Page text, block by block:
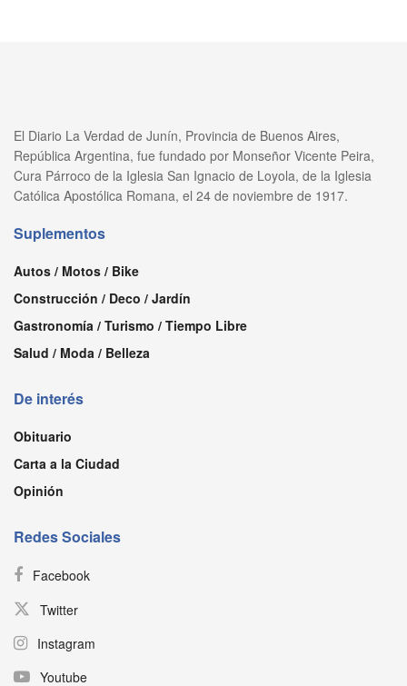
El Diario La Verdad de Junín, Provincia de Buenos Aires,
República Argentina, fue fundado por Monseñor Vicente Peira,
Cura Párroco de la Iglesia San Ignacio de Loyola, de la Iglesia
Católica Apostólica Romana, el 24 de noviembre de 1917.
Suplementos
Autos / Motos / Bike
Construcción / Deco / Jardín
Gastronomía / Turismo / Tiempo Libre
Salud / Moda / Belleza
De interés
Obituario
Carta a la Ciudad
Opinión
Redes Sociales
Facebook
Twitter
Instagram
Youtube